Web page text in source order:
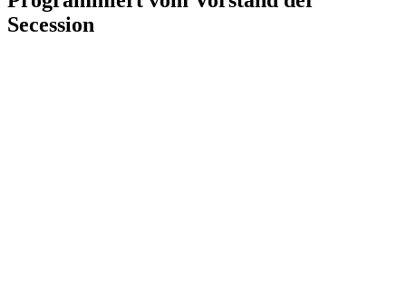
Secession